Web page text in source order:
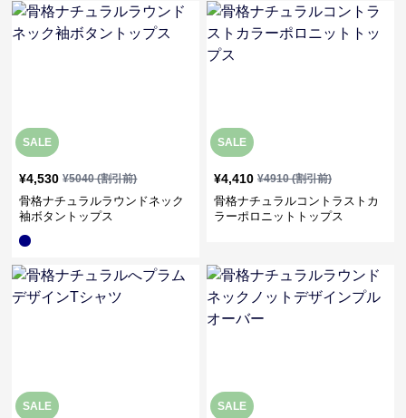
SALE
¥4,530 ¥5040(割引前)
骨格ナチュラルラウンドネック
袖ボタントップス
SALE
¥4,410 ¥4910(割引前)
骨格ナチュラルコントラストカ
ラーポロニットトップス
SALE SALE